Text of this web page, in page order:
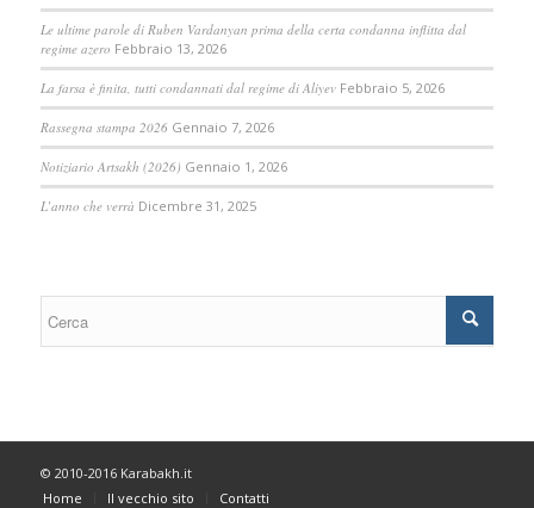
Le ultime parole di Ruben Vardanyan prima della certa condanna inflitta dal
regime azero Febbraio 13, 2026
La farsa è finita, tutti condannati dal regime di Aliyev Febbraio 5, 2026
Rassegna stampa 2026 Gennaio 7, 2026
Notiziario Artsakh (2026) Gennaio 1, 2026
L’anno che verrà Dicembre 31, 2025
© 2010-2016 Karabakh.it
Home
Il vecchio sito Contatti